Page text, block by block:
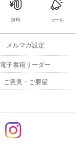
無料 セール
メルマガ設定
電子書籍リーダー
ご意見・ご要望